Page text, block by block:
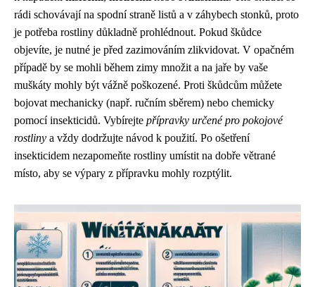
rádi schovávají na spodní straně listů a v záhybech stonků, proto
je potřeba rostliny důkladně prohlédnout. Pokud škůdce
objevíte, je nutné je před zazimováním zlikvidovat. V opačném
případě by se mohli během zimy množit a na jaře by vaše
muškáty mohly být vážně poškozené. Proti škůdcům můžete
bojovat mechanicky (např. ručním sběrem) nebo chemicky
pomocí insekticidů. Vybírejte přípravky určené pro pokojové
rostliny a vždy dodržujte návod k použití. Po ošetření
insekticidem nezapomeňte rostliny umístit na dobře větrané
místo, aby se výpary z přípravku mohly rozptýlit.